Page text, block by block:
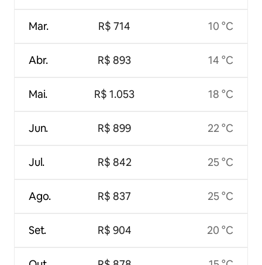
Mar.
Abr.
Mai.
Jun.
Jul.
Ago.
Set.
R$ 714
R$ 893
R$ 1.053
R$ 899
R$ 842
R$ 837
R$ 904
10 °C
14 °C
18 °C
22 °C
25 °C
25 °C
20 °C